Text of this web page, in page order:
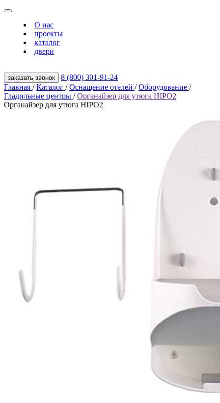
О нас
проекты
каталог
двери
заказать звонок
8 (800) 301‑91‑24
Главная / Каталог / Оснащение отелей / Оборудование /
Гладильные центры / Органайзер для утюга HIPO2
Органайзер для утюга HIPO2